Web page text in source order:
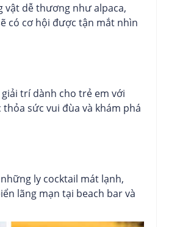
vật dễ thương như alpaca,
có cơ hội được tận mắt nhìn
trí dành cho trẻ em với
sức vui đùa và khám phá
ly cocktail mát lạnh,
lãng mạn tại beach bar và